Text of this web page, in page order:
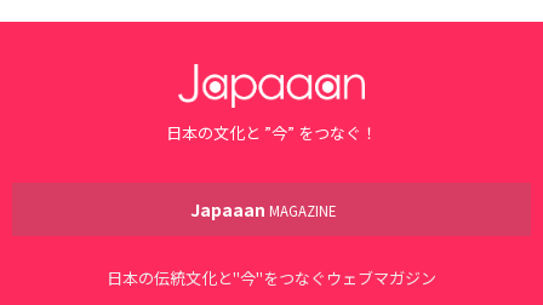
日本の文化と ”今” をつなぐ！
Japaaan MAGAZINE
日本の伝統文化と"今"をつなぐウェブマガジン